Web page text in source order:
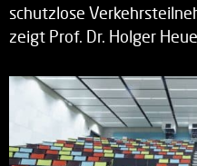
schutzlose
zeigt Prof. Dr. Holger